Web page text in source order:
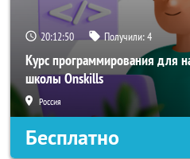
20:12:50 Получили:4
Курс программирования для
школы Onskills
Россия
Бесплатно